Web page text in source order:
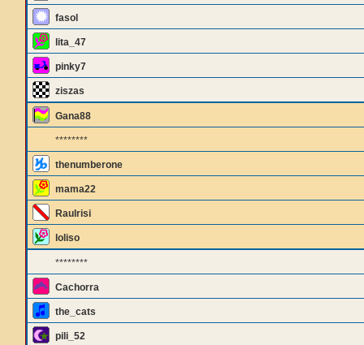
fasol
lita_47
pinky7
ziszas
Gana88
********
thenumberone
mama22
Raulrisi
loliso
********
Cachorra
the_cats
pili_52